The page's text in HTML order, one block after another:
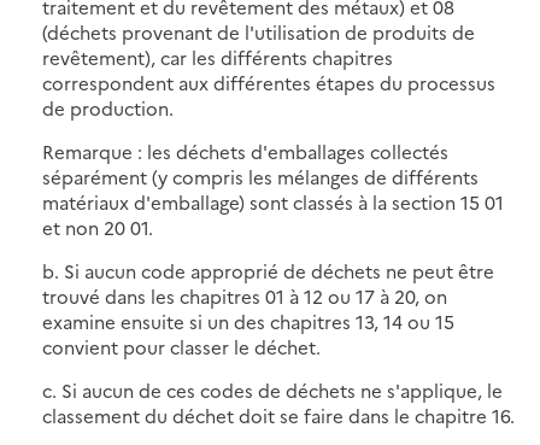
traitement et du revêtement des métaux) et 08
(déchets provenant de l'utilisation de produits de
revêtement), car les différents chapitres
correspondent aux différentes étapes du processus
de production.
Remarque : les déchets d'emballages collectés
séparément (y compris les mélanges de différents
matériaux d'emballage) sont classés à la section 15 01
et non 20 01.
b. Si aucun code approprié de déchets ne peut être
trouvé dans les chapitres 01 à 12 ou 17 à 20, on
examine ensuite si un des chapitres 13, 14 ou 15
convient pour classer le déchet.
c. Si aucun de ces codes de déchets ne s'applique, le
classement du déchet doit se faire dans le chapitre 16.